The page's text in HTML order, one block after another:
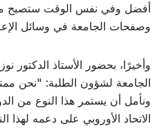
أفضل وفي نفس الوقت ستصبح
وصفحات الجامعة في وسائل
وأخيرًا، بحضور الأستاذ
الجامعة لشؤون الطلبة: "نحن
ونأمل أن يستمر هذا النوع من
الاتحاد الأوروبي على دعمه لهذا